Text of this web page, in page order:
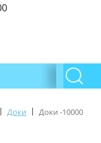
| Доки | Доки -10000